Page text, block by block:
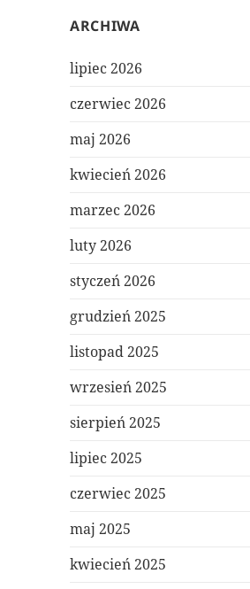
ARCHIWA
lipiec 2026
czerwiec 2026
maj 2026
kwiecień 2026
marzec 2026
luty 2026
styczeń 2026
grudzień 2025
listopad 2025
wrzesień 2025
sierpień 2025
lipiec 2025
czerwiec 2025
maj 2025
kwiecień 2025